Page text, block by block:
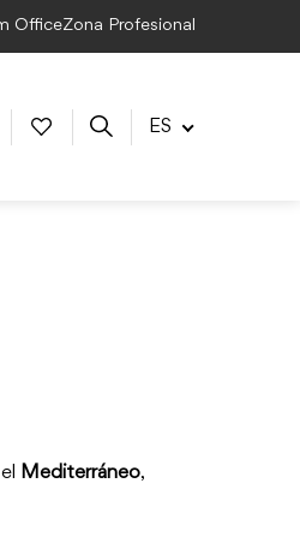
OfficeZona Profesional
ES
Mediterráneo,